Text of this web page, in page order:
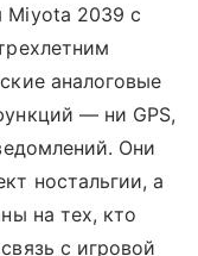
Miyota 2039 с
аналоговые
— ни GPS,
Они
ностальгии, а
на тех, кто
с игровой